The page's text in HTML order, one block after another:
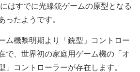
はすでに光線銃ゲームの原型となる
ったようです。
ム機黎明期より「銃型」コントロー
で、世界初の家庭用ゲーム機の「オ
」コントローラーが存在します。